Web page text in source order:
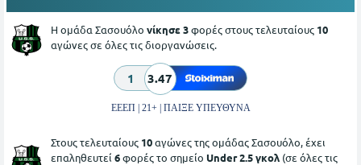
Η ομάδα Σασουόλο νίκησε 3φορές στους τελευταίους 10
αγώνες σε όλες τις διοργανώσεις.
1 3.47
ΕΕΕΠ | 21+ | ΠΑΙΞΕ ΥΠΕΥΘΥΝΑ
Στους τελευταίους 10αγώνες της ομάδας Σασουόλο, έχει
επαληθευτεί 6φορές το σημείο Under 2.5 γκολ (σε όλες τις